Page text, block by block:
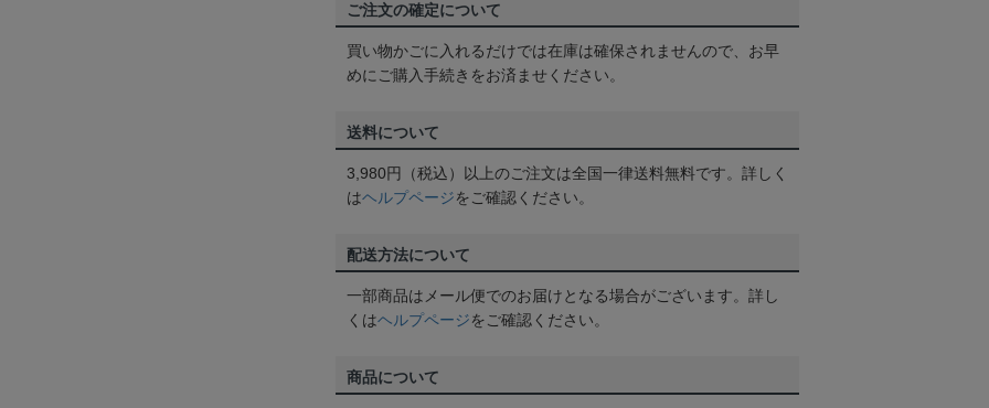
ご注文の確定について
買い物かごに入れるだけでは在庫は確保されませんので、お早
めにご購入手続きをお済ませください。
送料について
3,980円（税込）以上のご注文は全国一律送料無料です。詳しく
はヘルプページをご確認ください。
配送方法について
一部商品はメール便でのお届けとなる場合がございます。詳し
くはヘルプページをご確認ください。
商品について